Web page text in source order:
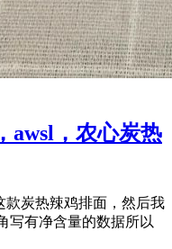
awsl，农心炭热
款炭热辣鸡排面，然后我
写有净含量的数据所以